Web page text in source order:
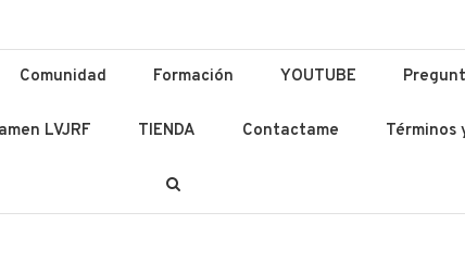
y Lenguas
Comunidad Formación YOUTUBE
LVJRF TIENDA Contactame Términos